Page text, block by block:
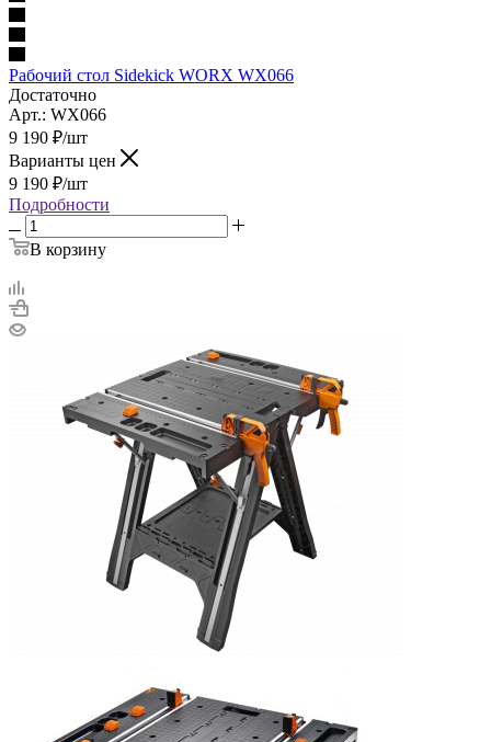
Рабочий стол Sidekick WORX WX066
Достаточно
Арт.: WX066
9 190 ₽/шт
Варианты цен
9 190 ₽/шт
Подробности
В корзину